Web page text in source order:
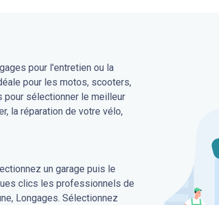
pour l'entretien ou la
pour les motos, scooters,
sélectionner le meilleur
la réparation de votre vélo,
un garage puis le
clics les professionnels de
Longages. Sélectionnez